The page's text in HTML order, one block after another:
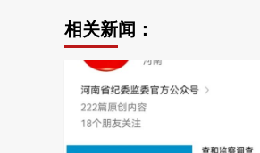
相关新闻：